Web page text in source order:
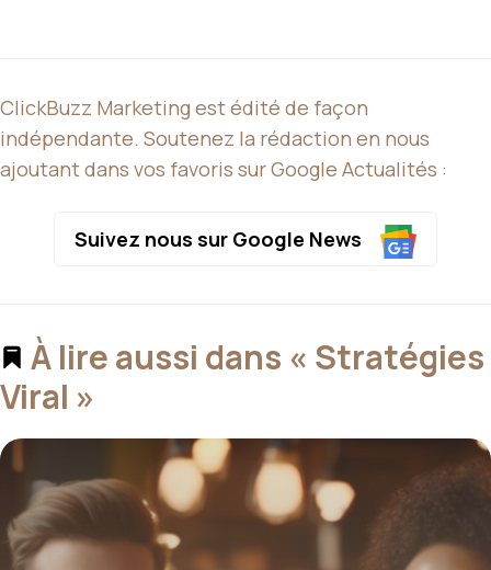
ClickBuzz Marketing est édité de façon
indépendante. Soutenez la rédaction en nous
ajoutant dans vos favoris sur Google Actualités :
Suivez nous sur Google News
À lire aussi dans « Stratégies
Viral »